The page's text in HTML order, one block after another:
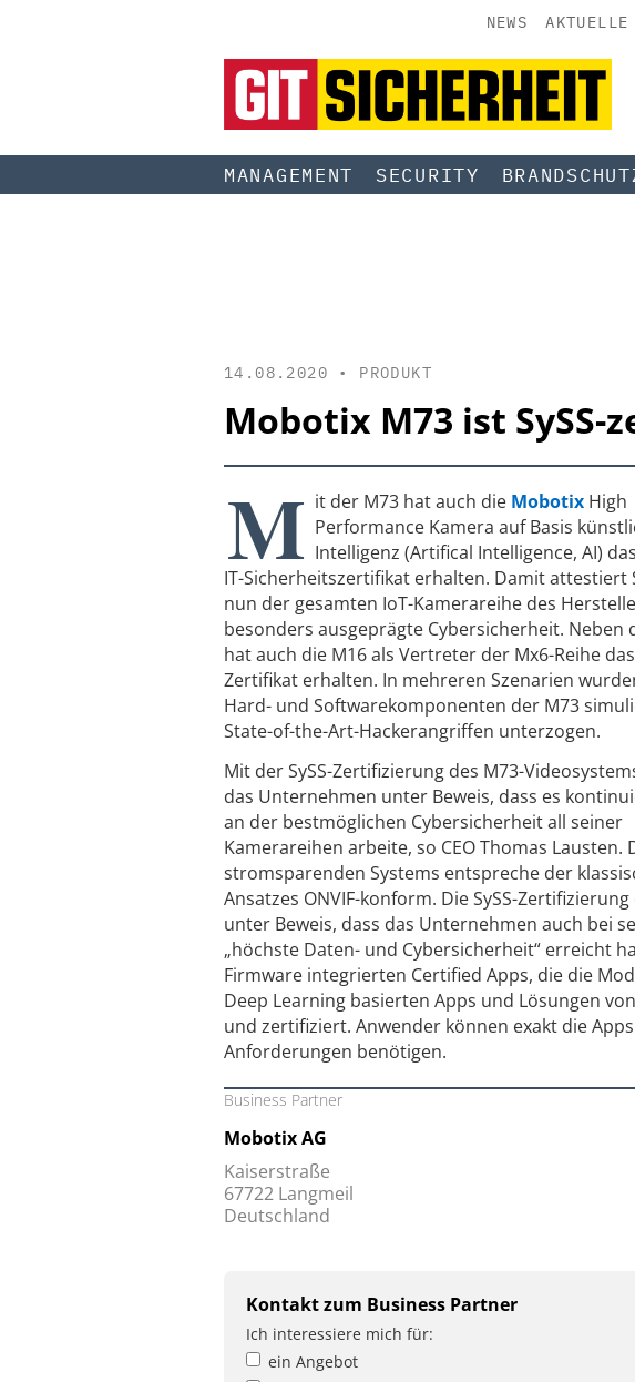
NEWS
MANAGEMENT SECURITY
14.08.2020 • PRODUKT
Mobotix M73 ist
M it der M73 hat auch die Mobotix High
Performance Kamera auf Basis
Intelligenz (Artifical Intelligence, AI) das
IT-Sicherheitszertifikat erhalten. Damit attestiert
nun der gesamten IoT-Kamerareihe des
besonders ausgeprägte Cybersicherheit. Neben
hat auch die M16 als Vertreter der Mx6-Reihe das
Zertifikat erhalten. In mehreren Szenarien
Hard- und Softwarekomponenten der M73
State-of-the-Art-Hackerangriffen unterzogen.
Mit der SySS-Zertifizierung des M73-
das Unternehmen unter Beweis, dass es
an der bestmöglichen Cybersicherheit all seiner
Kamerareihen arbeite, so CEO Thomas
stromsparenden Systems entspreche der
Ansatzes ONVIF-konform. Die SySS-
unter Beweis, dass das Unternehmen auch bei
„höchste Daten- und Cybersicherheit“ erreicht
Firmware integrierten Certified Apps, die die
Deep Learning basierten Apps und Lösungen
und zertifiziert. Anwender können exakt die
Anforderungen benötigen.
Business Partner
Mobotix AG
Kaiserstraße
67722 Langmeil
Deutschland
Kontakt zum Business Partner
Ich interessiere mich für:
ein Angebot